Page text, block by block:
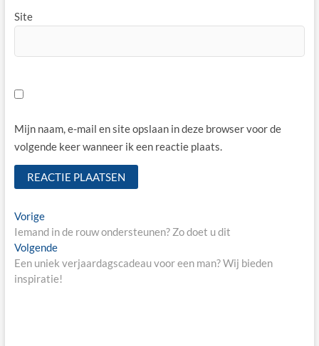
Site
Mijn naam, e-mail en site opslaan in deze browser voor de
volgende keer wanneer ik een reactie plaats.
Bericht
navigatie
VorigeVorige
bericht:
Iemand in de rouw ondersteunen? Zo doet u dit
VolgendeVolgende
bericht:
Een uniek verjaardagscadeau voor een man? Wij bieden
inspiratie!